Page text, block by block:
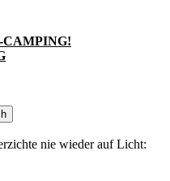
CAMPING!
nie wieder auf Licht: